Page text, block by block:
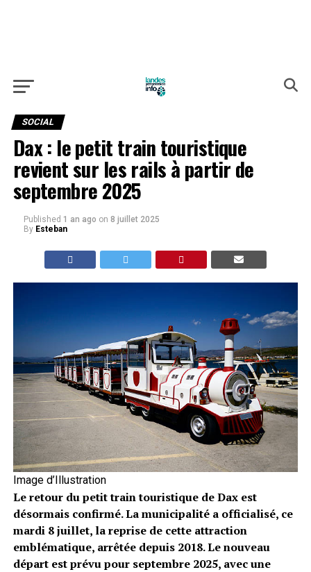
SOCIAL
Dax : le petit train touristique
revient sur les rails à partir de
septembre 2025
Published 1 an ago on 8 juillet 2025
By Esteban
Image d’Illustration
Le retour du petit train touristique de Dax est
désormais confirmé. La municipalité a officialisé, ce
mardi 8 juillet, la reprise de cette attraction
emblématique, arrêtée depuis 2018. Le nouveau
départ est prévu pour septembre 2025, avec une